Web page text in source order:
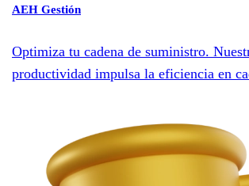
AEH Gestión
Optimiza tu cadena de suministro.
productividad impulsa la eficiencia en